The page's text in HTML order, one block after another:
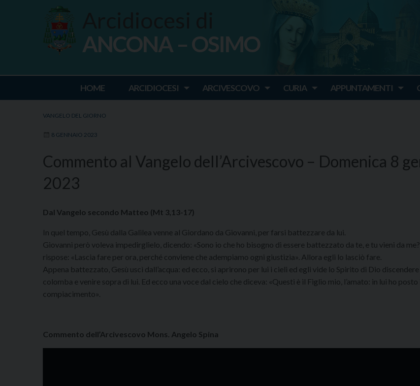
Ancona Osimo
ANCONA – OSIMO
HOME ARCIDIOCESI ARCIVESCOVO CURIA APPUNTAMENTI
VANGELO DEL GIORNO
8 GENNAIO 2023
Commento al Vangelo dell’Arcivescovo – Domenica 8
2023
Dal Vangelo secondo Matteo (Mt 3,13-17)
In quel tempo, Gesù dalla Galilea venne al Giordano da Giovanni, per farsi battezzare da lui.
Giovanni però voleva impedirglielo, dicendo: «Sono io che ho bisogno di essere battezzato da te, e tu vieni da
rispose: «Lascia fare per ora, perché conviene che adempiamo ogni giustizia». Allora egli lo lasciò fare.
Appena battezzato, Gesù uscì dall’acqua: ed ecco, si aprirono per lui i cieli ed egli vide lo Spirito di Dio discendere
colomba e venire sopra di lui. Ed ecco una voce dal cielo che diceva: «Questi è il Figlio mio, l’amato: in lui ho posto
compiacimento».
Commento dell’Arcivescovo Mons. Angelo Spina